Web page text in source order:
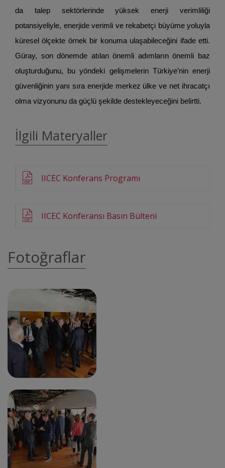
da talep sektörlerinde yüksek enerji verimliliği
potansiyeliyle, enerjide verimli ve rekabetçi büyüme yoluyla
küresel ölçekte örnek bir konuma ulaşabileceğini ifade etti.
Güray, son dönemde atılan önemli adımların önemli baz
oluşturduğunu, bu yöndeki gelişmelerin Türkiye’nin enerji
güvenliğinin yanı sıra enerjide merkez ülke ve net ihracatçı
olma vizyonunu da güçlü şekilde destekleyeceğini belirtti.
İlgili Materyaller
IICEC Konferans Programı
IICEC Konferansı Basın Bülteni
Fotoğraflar